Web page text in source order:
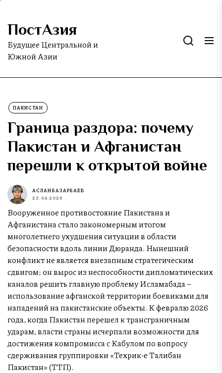
Skip
the
content
ПостАзия
Будущее Центральной и
Южной Азии
ПАКИСТАН
Граница раздора: почему
Пакистан и Афганистан
перешли к открытой войне
АСЛАН БАЗАРБАЕВ
23.04.2026
Вооруженное противостояние Пакистана и
Афганистана стало закономерным итогом
многолетнего ухудшения ситуации в области
безопасности вдоль линии Дюранда. Нынешний
конфликт не является внезапным стратегическим
сдвигом; он вырос из неспособности дипломатических
каналов решить главную проблему Исламабада –
использование афганской территории боевиками для
нападений на пакистанские объекты. К февралю 2026
года, когда Пакистан перешел к трансграничным
ударам, власти страны исчерпали возможности для
достижения компромисса с Кабулом по вопросу
сдерживания группировки «Техрик-е Талибан
Пакистан» (ТТП).